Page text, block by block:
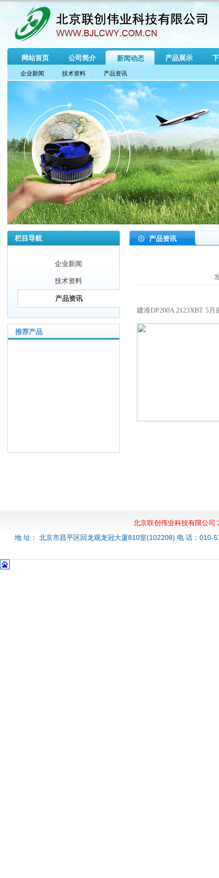
网站首页 公司简介 新闻动态 产品展示
企业新闻 技术资料 产品资讯
栏目导航
企业新闻
技术资料
产品资讯
推荐产品
产品资讯
建准DP200A 2123XBT 5
北京联创伟业科技有限公
地 址： 北京市昌平区回龙观龙冠大厦810室(102208) 电 话：